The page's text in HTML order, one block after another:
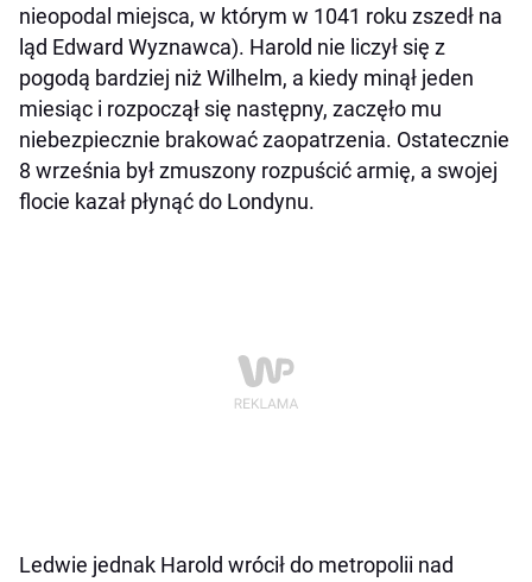
nieopodal miejsca, w którym w 1041 roku zszedł na
ląd Edward Wyznawca). Harold nie liczył się z
pogodą bardziej niż Wilhelm, a kiedy minął jeden
miesiąc i rozpoczął się następny, zaczęło mu
niebezpiecznie brakować zaopatrzenia. Ostatecznie
8 września był zmuszony rozpuścić armię, a swojej
flocie kazał płynąć do Londynu.
Ledwie jednak Harold wrócił do metropolii nad